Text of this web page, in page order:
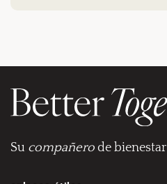
Su compañero de bienestar